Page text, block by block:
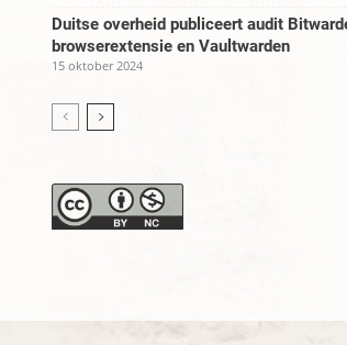
Duitse overheid publiceert audit
browserextensie en Vaultwarden
15 oktober 2024